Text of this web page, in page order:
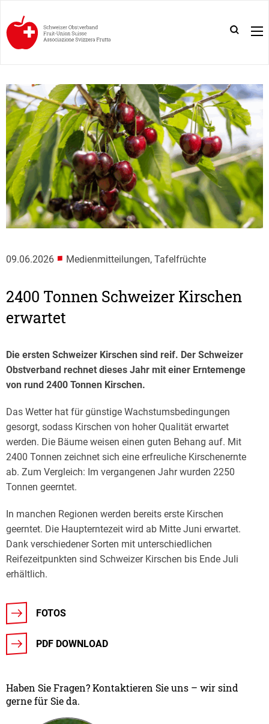
09.06.2026 ■ Medienmitteilungen, Tafelfrüchte
2400 Tonnen Schweizer Kirschen
erwartet
Die ersten Schweizer Kirschen sind reif. Der Schweizer
Obstverband rechnet dieses Jahr mit einer Erntemenge
von rund 2400 Tonnen Kirschen.
Das Wetter hat für günstige Wachstumsbedingungen
gesorgt, sodass Kirschen von hoher Qualität erwartet
werden. Die Bäume weisen einen guten Behang auf. Mit
2400 Tonnen zeichnet sich eine erfreuliche Kirschenernte
ab. Zum Vergleich: Im vergangenen Jahr wurden 2250
Tonnen geerntet.
In manchen Regionen werden bereits erste Kirschen
geerntet. Die Haupterntezeit wird ab Mitte Juni erwartet.
Dank verschiedener Sorten mit unterschiedlichen
Reifezeitpunkten sind Schweizer Kirschen bis Ende Juli
erhältlich.
FOTOS
PDF DOWNLOAD
Haben Sie Fragen? Kontaktieren Sie uns – wir sind
gerne für Sie da.